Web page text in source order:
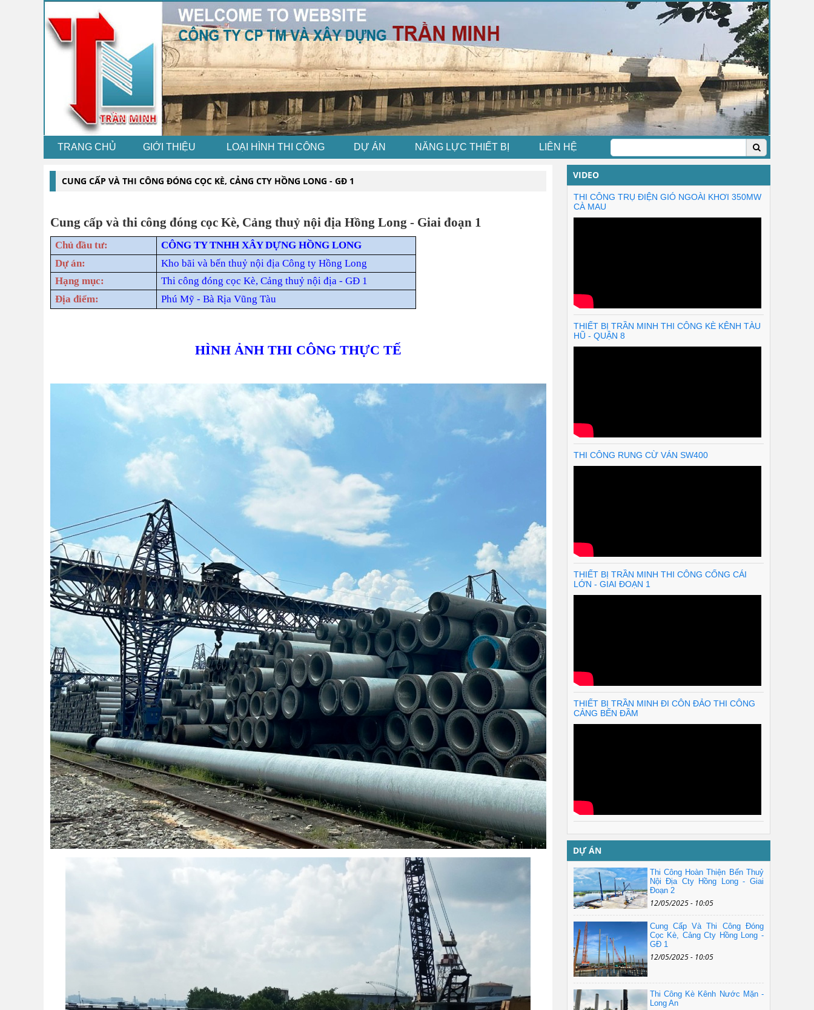
TRANG CHỦ GIỚI THIỆU LOẠI HÌNH THI CÔNG DỰ ÁN NĂNG LỰC THIẾT BỊ LIÊN HỆ
CUNG CẤP VÀ THI CÔNG ĐÓNG CỌC KÈ, CẢNG CTY HỒNG LONG - GĐ 1
Cung cấp và thi công đóng cọc Kè, Cảng thuỷ nội địa Hồng Long - Giai đoạn 1
Chủ đầu tư:
CÔNG TY TNHH XÂY DỰNG HỒNG LONG
Dự án:
Kho bãi và bến thuỷ nội địa Công ty Hồng Long
Hạng mục:
Thi công đóng cọc Kè, Cảng thuỷ nội địa - GĐ 1
Địa điểm:
Phú Mỹ - Bà Rịa Vũng Tàu
HÌNH ẢNH THI CÔNG THỰC TẾ
VIDEO
THI CÔNG TRỤ ĐIỆN GIÓ NGOÀI KHƠI 350MW
CÀ MAU
THIẾT BỊ TRẦN MINH THI CÔNG KÈ KÊNH TÀU
HŨ - QUẬN 8
THI CÔNG RUNG CỪ VÁN SW400
THIẾT BỊ TRẦN MINH THI CÔNG CỐNG CÁI
LỚN - GIAI ĐOẠN 1
THIẾT BỊ TRẦN MINH ĐI CÔN ĐẢO THI CÔNG
CẢNG BẾN ĐẦM
DỰ ÁN
Thi Công Hoàn Thiện Bến Thuỷ
Nội Địa Cty Hồng Long - Giai
Đoạn 2
12/05/2025 - 10:05
Cung Cấp Và Thi Công Đóng
Cọc Kè, Cảng Cty Hồng Long -
GĐ 1
12/05/2025 - 10:05
Thi Công Kè Kênh Nước Mặn -
Long An